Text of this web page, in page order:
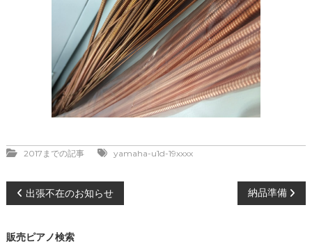
2017までの記事 yamaha-u1d-19xxxx
投
稿
出張不在のお知らせ 納品準備
販売ピアノ検索